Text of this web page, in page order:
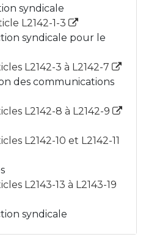
syndicale
L2142-1-3
syndicale pour le
L2142-3 à L2142-7
des communications
L2142-8 à L2142-9
L2142-10 et L2142-11
L2143-13 à L2143-19
syndicale